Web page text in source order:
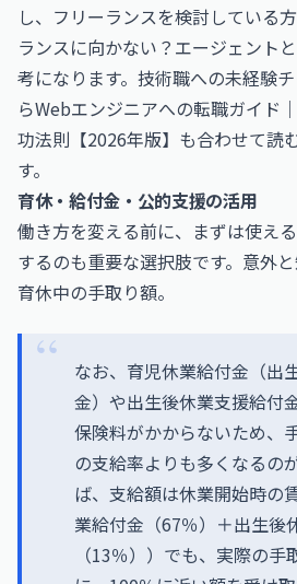
し、フリーランスを検討している
ランスに向かない？エージェント
考になります。技術職への未経験
らWebエンジニアへの転職ガイド
功法則【2026年版】 も合わせて読
す。
育休・給付金・公的支援の活用
働き方を変える前に、まずは使え
するのも重要な選択肢です。意外
育休中の手取り額。
なお、育児休業給付金（出
金）や出生後休業支援給付
保険料がかからないため、
の支給率よりも多くなるの
ば、支給額は休業開始時の
業給付金（67％）＋出生後
（13％））でも、実際の手